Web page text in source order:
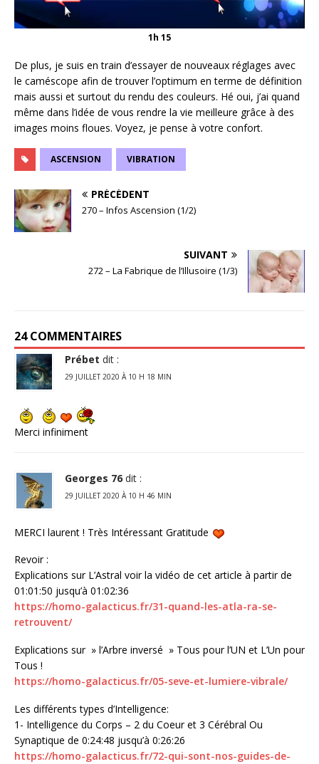
1h 15
De plus, je suis en train d’essayer de nouveaux réglages avec
le caméscope afin de trouver l’optimum en terme de définition
mais aussi et surtout du rendu des couleurs. Hé oui, j’ai quand
même dans l’idée de vous rendre la vie meilleure grâce à des
images moins floues. Voyez, je pense à votre confort.
ASCENSION VIBRATION
PRÉCÉDENT
270 – Infos Ascension (1/2)
SUIVANT
272 – La Fabrique de l’Illusoire (1/3)
24 COMMENTAIRES
Prébet dit :
29 JUILLET 2020 À 10 H 18 MIN
Merci infiniment
Georges 76 dit :
29 JUILLET 2020 À 10 H 46 MIN
MERCI laurent ! Très Intéressant Gratitude
Revoir :
Explications sur L’Astral voir la vidéo de cet article à partir de
01:01:50 jusqu’à 01:02:36
https://homo-galacticus.fr/31-quand-les-atla-ra-se-
retrouvent/
Explications sur » l’Arbre inversé » Tous pour l’UN et L’Un pour
Tous !
https://homo-galacticus.fr/05-seve-et-lumiere-vibrale/
Les différents types d’Intelligence:
1- Intelligence du Corps – 2 du Coeur et 3 Cérébral Ou
Synaptique de 0:24:48 jusqu’à 0:26:26
https://homo-galacticus.fr/72-qui-sont-nos-guides-de-